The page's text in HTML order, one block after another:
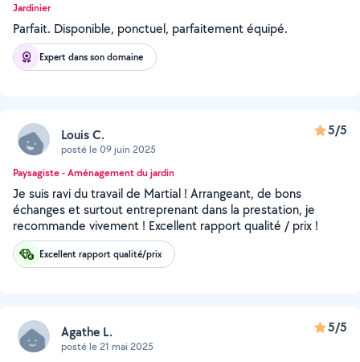
Jardinier
Parfait. Disponible, ponctuel, parfaitement équipé.
Expert dans son domaine
Louis C.
posté le 09 juin 2025
5/5
Paysagiste - Aménagement du jardin
Je suis ravi du travail de Martial ! Arrangeant, de bons
échanges et surtout entreprenant dans la prestation, je
recommande vivement ! Excellent rapport qualité / prix !
Excellent rapport qualité/prix
Agathe L.
posté le 21 mai 2025
5/5